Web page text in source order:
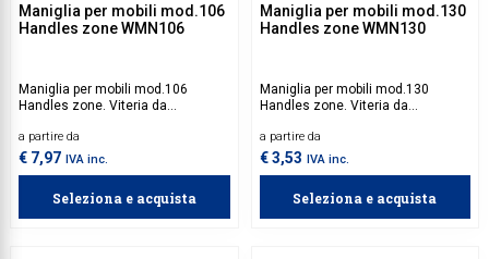
Maniglia per mobili mod.106
Handles zone WMN106
Maniglia per mobili mod.106
Handles zone. Viteria da
a partire da
€ 7,97 IVA inc.
Seleziona e acquista
Maniglia per mobili mod.130
Handles zone WMN130
Maniglia per mobili mod.130
Handles zone. Viteria da
a partire da
€ 3,53 IVA inc.
Seleziona e acquista